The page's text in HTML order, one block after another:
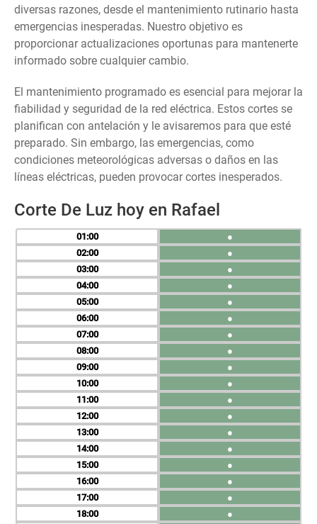
diversas razones, desde el mantenimiento rutinario hasta
emergencias inesperadas. Nuestro objetivo es
proporcionar actualizaciones oportunas para mantenerte
informado sobre cualquier cambio.
El mantenimiento programado es esencial para mejorar la
fiabilidad y seguridad de la red eléctrica. Estos cortes se
planifican con antelación y le avisaremos para que esté
preparado. Sin embargo, las emergencias, como
condiciones meteorológicas adversas o daños en las
líneas eléctricas, pueden provocar cortes inesperados.
Corte De Luz hoy en Rafael
01
02
03
04
05
06
07
08
09
10
11
12
13
14
15
16
17
18
●
●
●
●
●
●
●
●
●
●
●
●
●
●
●
●
●
●